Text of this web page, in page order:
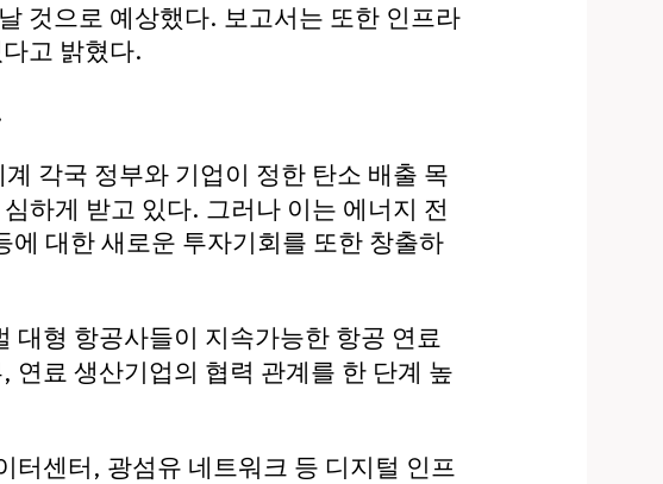
것으로 예상했다. 보고서는 또한 인프라
고 밝혔다.
계 각국 정부와 기업이 정한 탄소 배출 목
하게 받고 있다. 그러나 이는 에너지 전
대한 새로운 투자기회를 또한 창출하
대형 항공사들이 지속가능한 항공 연료
료 생산기업의 협력 관계를 한 단계 높
터센터, 광섬유 네트워크 등 디지털 인프